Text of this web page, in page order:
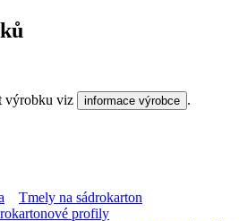
výrobku viz informace výrobce .
Tmely na sádrokarton
profily